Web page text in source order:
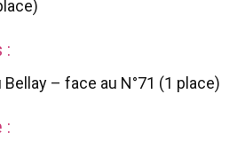
:
– face au N°71 (1 place)
: